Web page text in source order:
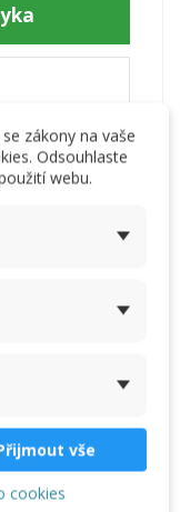
kartonowych FK
zákony na vaše
Odsouhlaste
webu.
vše
cookies